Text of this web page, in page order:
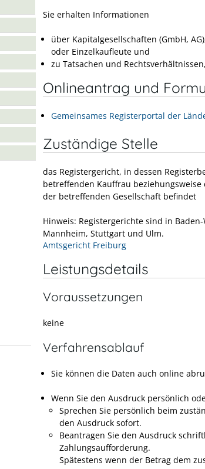
Sie erhalten Informationen
über Kapitalgesellschaften (GmbH,
oder Einzelkaufleute und
zu Tatsachen und
Onlineantrag und
Gemeinsames Registerportal der
Zuständige Stelle
das Registergericht, in dessen
betreffenden Kauffrau
der betreffenden Gesellschaft befindet
Hinweis: Registergerichte sind in
Mannheim, Stuttgart und Ulm.
Amtsgericht Freiburg
Leistungsdetails
Voraussetzungen
keine
Verfahrensablauf
Sie können die Daten auch online
Wenn Sie den Ausdruck persönlich
Sprechen Sie persönlich beim
den Ausdruck sofort.
Beantragen Sie den Ausdruck
Zahlungsaufforderung.
Spätestens wenn der Betrag dem